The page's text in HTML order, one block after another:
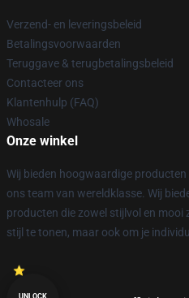
Verzend- en leveringsbeleid
Betalingsvoorwaarden
Teruggave & terugbetalingsbeleid
Contacteer ons
Klantenhulp (FAQ)
Whosale
Onze winkel
Wij bieden hoogwaardige
ons team van wereldklasse. Wij
producten die zowel stijlvol en mooi
stijl te tonen, maar ook om je
UNLOCK